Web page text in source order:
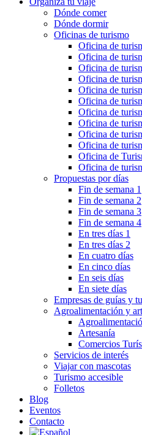
Dónde comer
Dónde dormir
Oficinas de turismo
Oficina de
Oficina de
Oficina de
Oficina de
Oficina de
Oficina de
Oficina de
Oficina de
Oficina de
Oficina de
Oficina de
Oficina de
Propuestas por días
Fin de semana 1
Fin de semana 2
Fin de semana 3
Fin de semana 4
En tres días 1
En tres días 2
En cuatro días
En cinco días
En seis días
En siete días
Empresas de guías y
Agroalimentación y
Artesanía
Comercios
Servicios de interés
Viajar con mascotas
Turismo accesible
Folletos
Blog
Eventos
Contacto